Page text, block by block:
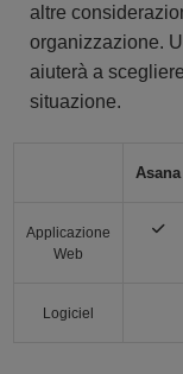
altre
organizzazione.
aiuterà a
situazione.
Asana
Applicazione
Web
Logiciel